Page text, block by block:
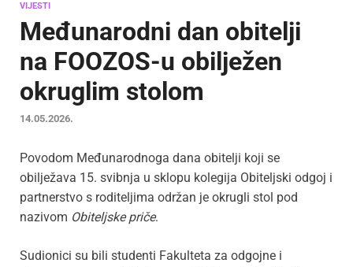
VIJESTI
Međunarodni dan obitelji
na FOOZOS-u obilježen
okruglim stolom
14.05.2026.
Povodom Međunarodnoga dana obitelji koji se
obilježava 15. svibnja u sklopu kolegija Obiteljski odgoj i
partnerstvo s roditeljima održan je okrugli stol pod
nazivom Obiteljske priče.
Sudionici su bili studenti Fakulteta za odgojne i